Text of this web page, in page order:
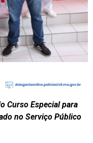
Curso Especial para
no Serviço Público